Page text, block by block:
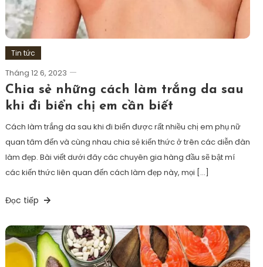
Tin tức
Tháng 12 6, 2023
Chia sẻ những cách làm trắng da sau
khi đi biển chị em cần biết
Cách làm trắng da sau khi đi biển được rất nhiều chị em phụ nữ
quan tâm đến và cùng nhau chia sẻ kiến thức ở trên các diễn đàn
làm đẹp. Bài viết dưới đây các chuyên gia hàng đầu sẽ bật mí
các kiến thức liên quan đến cách làm đẹp này, mọi […]
Đọc tiếp